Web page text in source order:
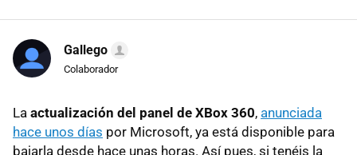
Gallego
Colaborador
La actualización del panel de XBox 360, anunciada
hace unos días por Microsoft, ya está disponible para
bajarla desde hace unas horas. Así pues, si tenéis la